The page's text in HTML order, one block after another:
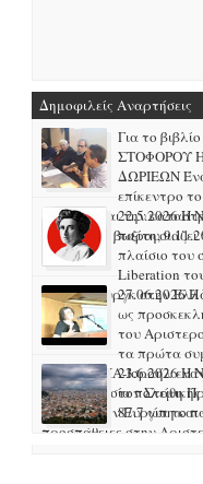
Δημοφιλείς Αναρτήσεις
Για το
ΣΤΟΦΟΡΟΥ
ΔΩΡΙΕΩΝ
επίκεντρο
Φωκίδας και την
μεταλλεία βωξίτη,
22.5.2026 H
πλαίσιο του
Liberation
Λούξεμπουργκ στην
27.06.2026
ως
του
τα πρώτα
πόλεμο ΗΠΑ-Ισραήλ
προετοιμασία
Ρωσίας στην Ευρώπη και
προσπάθειες στην
23.6.2026 Η
τον Στάθη
87.7 για το